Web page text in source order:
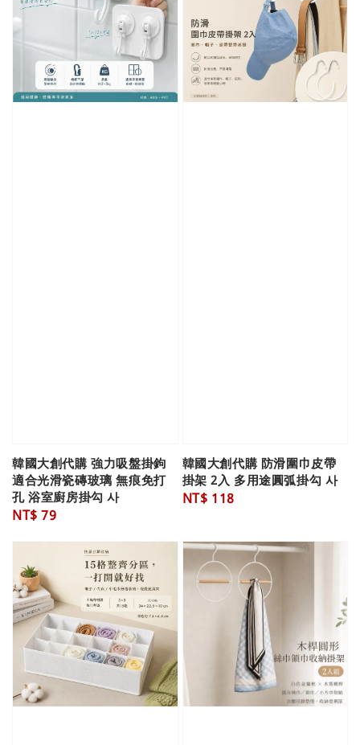
韓國大創代購 強力吸盤掛鉤
適合光滑瓷磚玻璃 無痕免打
孔 浴室廚房掛勾 사
Regular
NT$ 79
韓國大創代購 防滑圍巾皮帶
掛架 2入 多用途圓弧掛勾 사
Regular
NT$ 118